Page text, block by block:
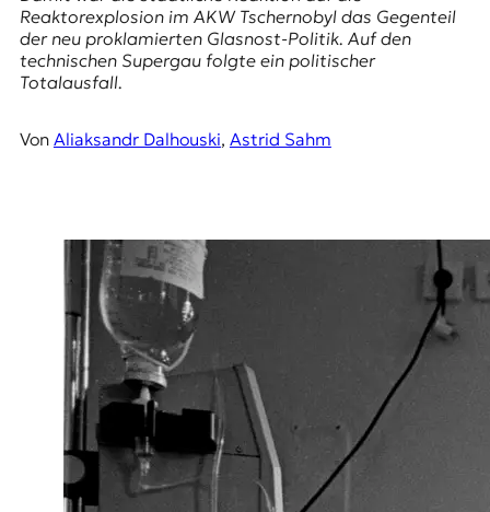
u
r
n
a
s
Reaktorexplosion im AKW Tschernobyl das Gegenteil
der neu proklamierten Glasnost-Politik. Auf den
technischen Supergau folgte ein politischer
Totalausfall.
Von Aliaksandr Dalhouski, Astrid Sahm